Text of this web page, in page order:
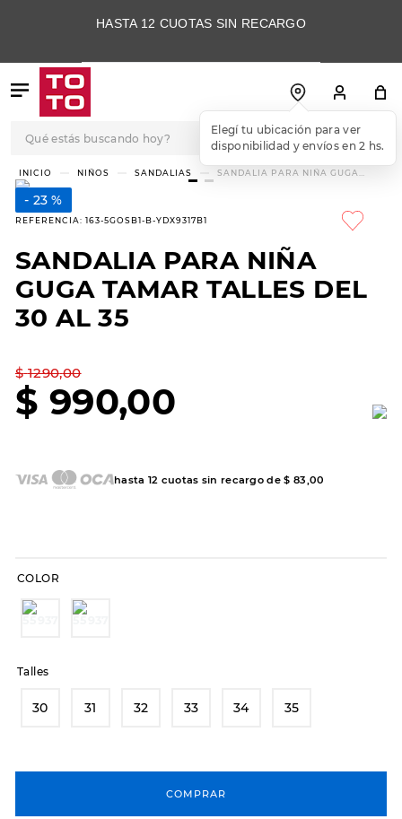
HASTA 12 CUOTAS SIN RECARGO
Elegí tu ubicación para ver
disponibilidad y envíos en 2 hs.
NIÑOS SANDALIAS
SANDALIA PARA NIÑA GUGA
23 %
REFERENCIA: 163-5GOSB1-B-YDX9317B1
SANDALIA PARA NIÑA
GUGA TAMAR TALLES DEL
30 AL 35
$ 1290,00
$ 990,00
hasta 12 cuotas sin recargo de$ 83 00
COLOR
Talles
30 31 32 33 34 35
COMPRAR
TÉRMINOS MÁS
BUSCADOS
skechers
3.
skechers slip-ins